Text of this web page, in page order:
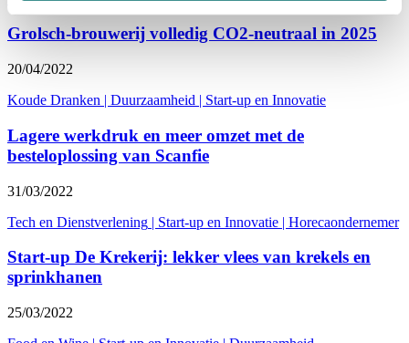
Grolsch-brouwerij volledig CO2-neutraal in 2025
20/04/2022
Koude Dranken | Duurzaamheid | Start-up en Innovatie
Lagere werkdruk en meer omzet met de
besteloplossing van Scanfie
31/03/2022
Tech en Dienstverlening | Start-up en Innovatie | Horecaondernemer
Start-up De Krekerij: lekker vlees van krekels en
sprinkhanen
25/03/2022